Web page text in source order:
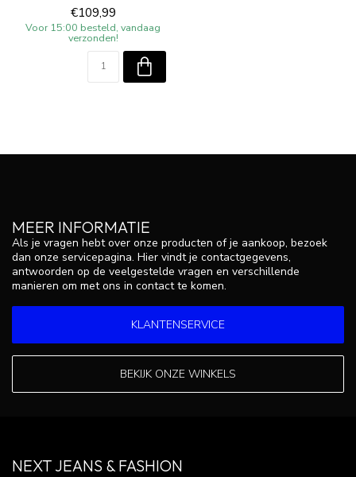
€109,99
Voor 15:00 besteld, vandaag
verzonden!
MEER INFORMATIE
Als je vragen hebt over onze producten of je aankoop, bezoek
dan onze servicepagina. Hier vindt je contactgegevens,
antwoorden op de veelgestelde vragen en verschillende
manieren om met ons in contact te komen.
KLANTENSERVICE
BEKIJK ONZE WINKELS
NEXT JEANS & FASHION